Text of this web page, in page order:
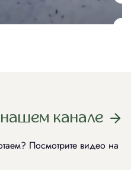
канале
Посмотрите видео на